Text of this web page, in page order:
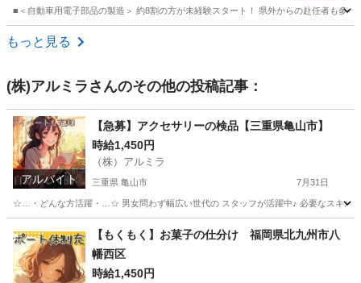
■＜自動車用電子部品の製造＞ 約8割の方が未経験スタート！ 県外からの赴任者も多
岐阜 中津川市
もっと見る
(株)アルミラ さんのその他の投稿記事：
アルバイト
【急募】アクセサリーの検品【三重県亀山市】
時給1,450円
（株）アルミラ
三重県 亀山市 7月31日
☆…・どんな方活躍・…☆ 男女問わず幅広い世代の スタッフが活躍中♪ 必要なスキル
物流 時給
【もくもく】お菓子の仕分け 福岡県北九州市八
幡西区
時給1,450円